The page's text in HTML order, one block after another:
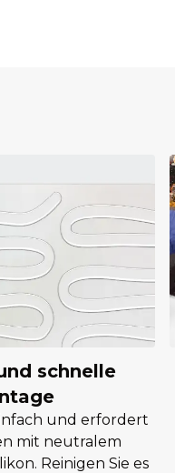
schnelle
und erfordert
mit neutralem
Reinigen Sie es